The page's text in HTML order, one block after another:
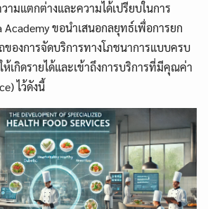
ามแตกต่างและความได้เปรียบในการ
Academy ขอนำเสนอกลยุทธ์เพื่อการยก
องการจัดบริการทางโภชนาการแบบครบ
ห้เกิดรายได้และเข้าถึงการบริการที่มีคุณค่า
ไว้ดังนี้